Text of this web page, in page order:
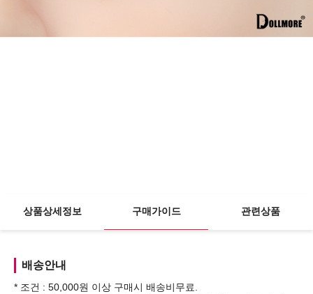
상품상세정보 구매가이드 관련상품
배송안내
* 조건 : 50,000원 이상 구매시 배송비무료.